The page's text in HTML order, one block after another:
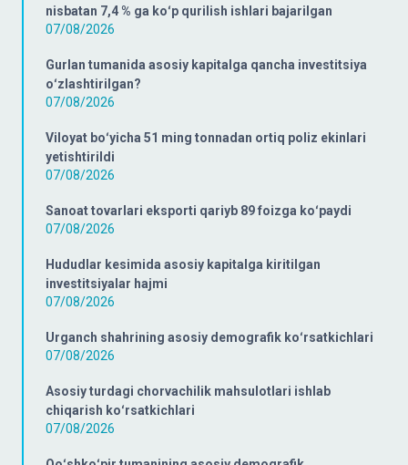
nisbatan 7,4 % ga koʻp qurilish ishlari bajarilgan
07/08/2026
Gurlan tumanida asosiy kapitalga qancha investitsiya
oʻzlashtirilgan?
07/08/2026
Viloyat boʻyicha 51 ming tonnadan ortiq poliz ekinlari
yetishtirildi
07/08/2026
Sanoat tovarlari eksporti qariyb 89 foizga koʻpaydi
07/08/2026
Hududlar kesimida asosiy kapitalga kiritilgan
investitsiyalar hajmi
07/08/2026
Urganch shahrining asosiy demografik koʻrsatkichlari
07/08/2026
Asosiy turdagi chorvachilik mahsulotlari ishlab
chiqarish koʻrsatkichlari
07/08/2026